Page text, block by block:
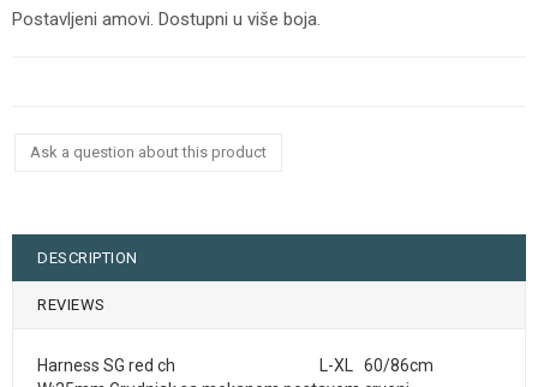
Postavljeni amovi. Dostupni u više boja.
Ask a question about this product
DESCRIPTION
REVIEWS
Harness SG red ch L-XL 60/86cm